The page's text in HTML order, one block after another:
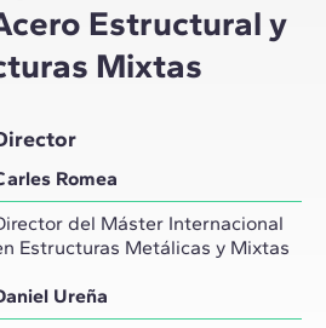
Estructural y
Mixtas
Romea
del Máster Internacional
Estructuras Metálicas y Mixtas
Ureña